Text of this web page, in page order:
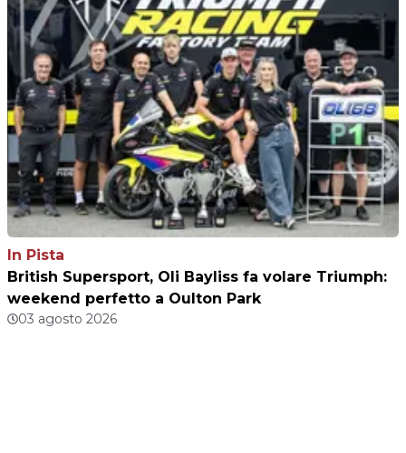
In Pista
British Supersport, Oli Bayliss fa volare Triumph:
weekend perfetto a Oulton Park
03 agosto 2026